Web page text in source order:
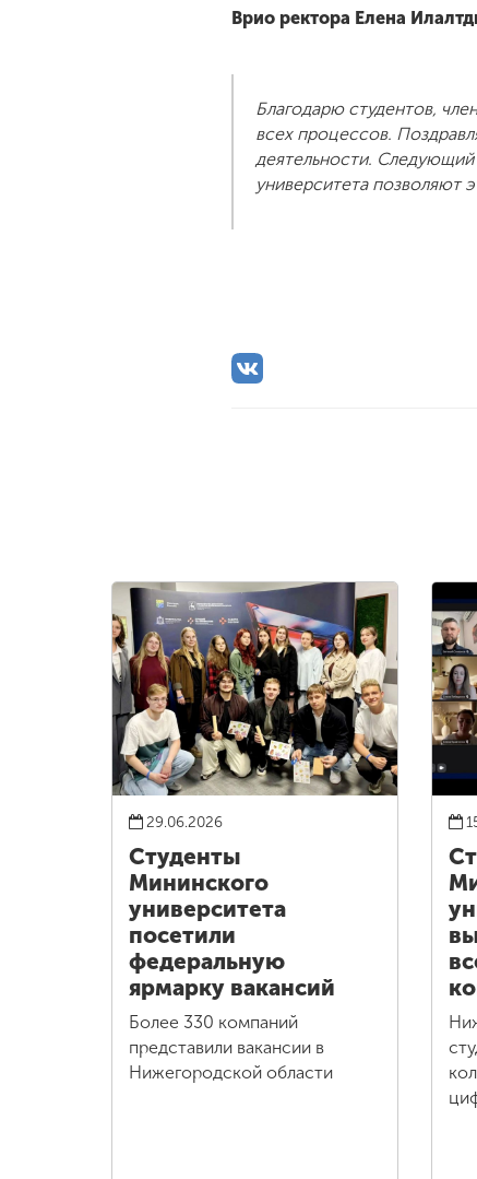
Врио ректора Елена
Благодарю студентов,
всех процессов.
деятельности.
университета позволяют
29.06.2026
Студенты
Мининского
университета
посетили
федеральную
ярмарку вакансий
Более 330 компаний
представили вакансии в
Нижегородской области